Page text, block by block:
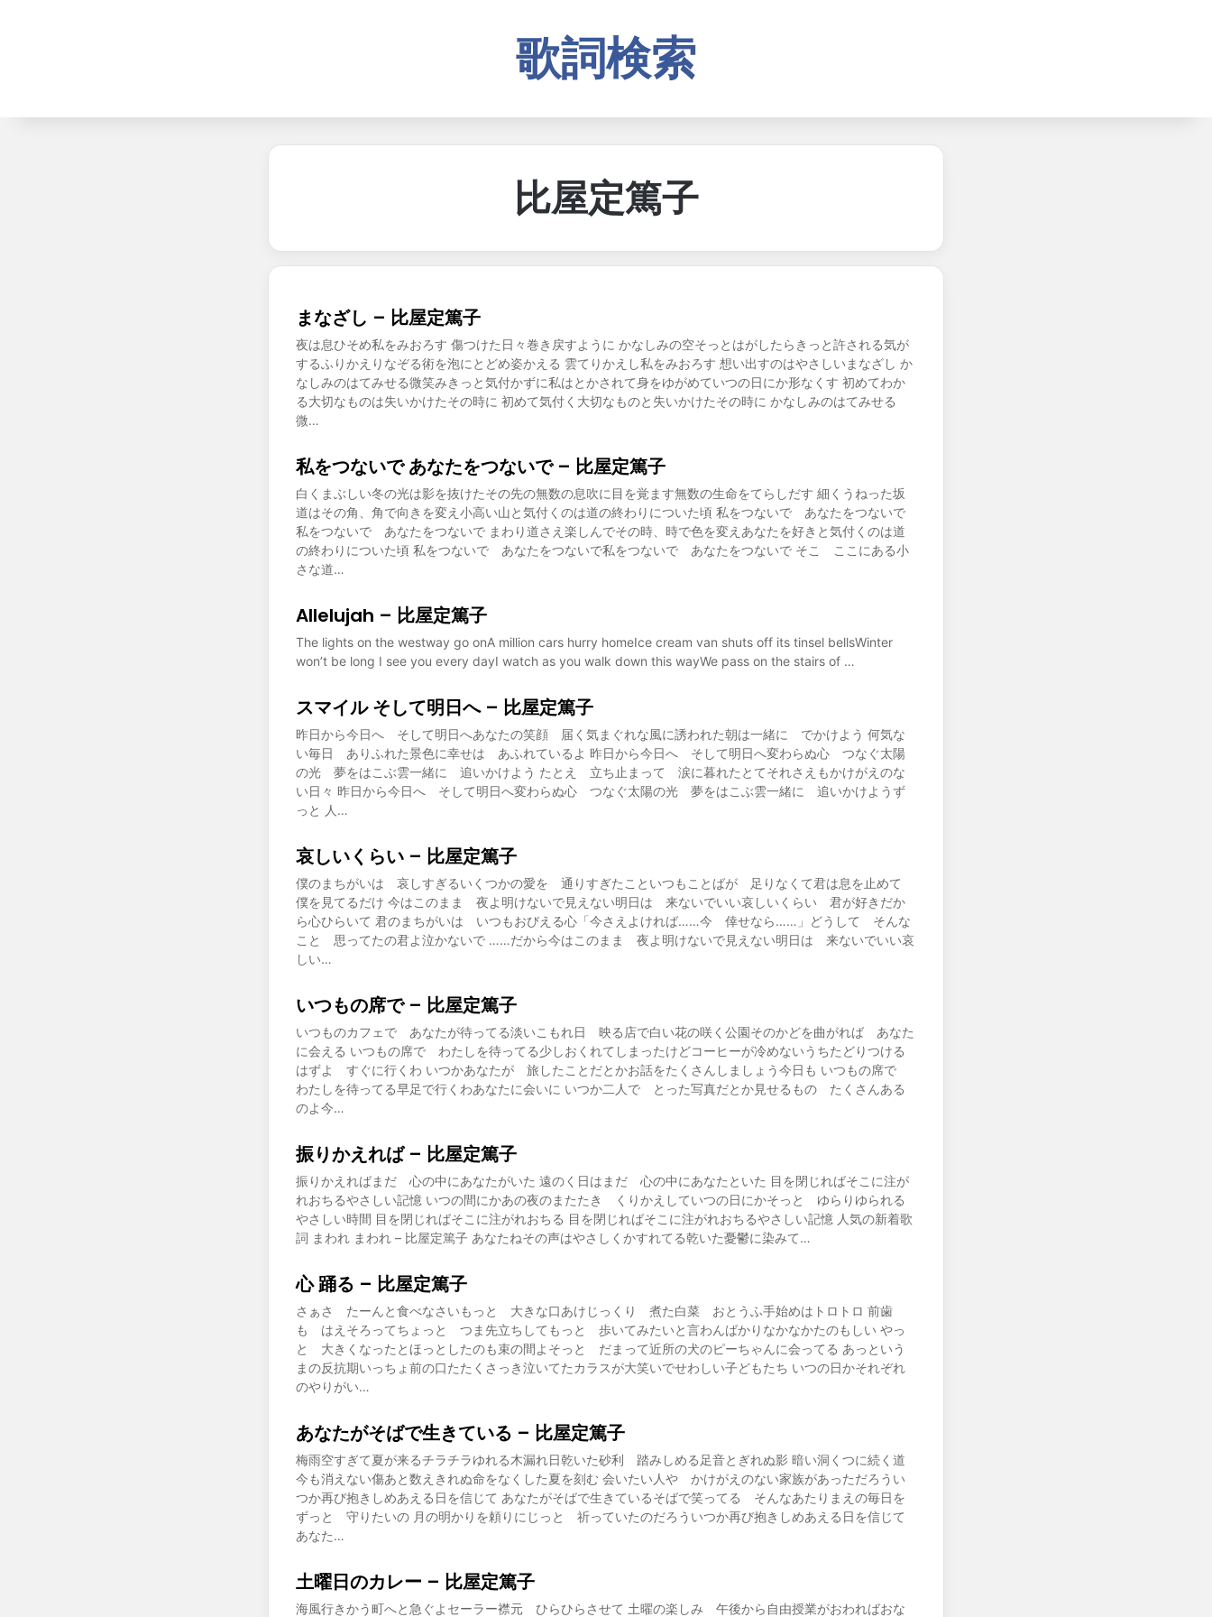
歌詞検索
比屋定篤子
まなざし – 比屋定篤子
夜は息ひそめ私をみおろす 傷つけた日々巻き戻すように かなしみの空そっとはがしたらきっと許される気が
するふりかえりなぞる術を泡にとどめ姿かえる 雲てりかえし私をみおろす 想い出すのはやさしいまなざし か
なしみのはてみせる微笑みきっと気付かずに私はとかされて身をゆがめていつの日にか形なくす 初めてわか
る大切なものは失いかけたその時に 初めて気付く大切なものと失いかけたその時に かなしみのはてみせる
微…
私をつないで あなたをつないで – 比屋定篤子
白くまぶしい冬の光は影を抜けたその先の無数の息吹に目を覚ます無数の生命をてらしだす 細くうねった坂
道はその角、角で向きを変え小高い山と気付くのは道の終わりについた頃 私をつないで あなたをつないで
私をつないで あなたをつないで まわり道さえ楽しんでその時、時で色を変えあなたを好きと気付くのは道
の終わりについた頃 私をつないで あなたをつないで私をつないで あなたをつないで そこ ここにある小
さな道…
Allelujah – 比屋定篤子
The lights on the westway go onA million cars hurry homeIce cream van shuts off its tinsel bellsWinter
won’t be long I see you every dayI watch as you walk down this wayWe pass on the stairs of …
スマイル そして明日へ – 比屋定篤子
昨日から今日へ そして明日へあなたの笑顔 届く気まぐれな風に誘われた朝は一緒に でかけよう 何気な
い毎日 ありふれた景色に幸せは あふれているよ 昨日から今日へ そして明日へ変わらぬ心 つなぐ太陽
の光 夢をはこぶ雲一緒に 追いかけよう たとえ 立ち止まって 涙に暮れたとてそれさえもかけがえのな
い日々 昨日から今日へ そして明日へ変わらぬ心 つなぐ太陽の光 夢をはこぶ雲一緒に 追いかけようず
っと 人…
哀しいくらい – 比屋定篤子
僕のまちがいは 哀しすぎるいくつかの愛を 通りすぎたこといつもことばが 足りなくて君は息を止めて
僕を見てるだけ 今はこのまま 夜よ明けないで見えない明日は 来ないでいい哀しいくらい 君が好きだか
ら心ひらいて 君のまちがいは いつもおびえる心「今さえよければ……今 倖せなら……」どうして そんな
こと 思ってたの君よ泣かないで ……だから今はこのまま 夜よ明けないで見えない明日は 来ないでいい哀
しい…
いつもの席で – 比屋定篤子
いつものカフェで あなたが待ってる淡いこもれ日 映る店で白い花の咲く公園そのかどを曲がれば あなた
に会える いつもの席で わたしを待ってる少しおくれてしまったけどコーヒーが冷めないうちたどりつける
はずよ すぐに行くわ いつかあなたが 旅したことだとかお話をたくさんしましょう今日も いつもの席で
わたしを待ってる早足で行くわあなたに会いに いつか二人で とった写真だとか見せるもの たくさんある
のよ今…
振りかえれば – 比屋定篤子
振りかえればまだ 心の中にあなたがいた 遠のく日はまだ 心の中にあなたといた 目を閉じればそこに注が
れおちるやさしい記憶 いつの間にかあの夜のまたたき くりかえしていつの日にかそっと ゆらりゆられる
やさしい時間 目を閉じればそこに注がれおちる 目を閉じればそこに注がれおちるやさしい記憶 人気の新着歌
詞 まわれ まわれ – 比屋定篤子 あなたねその声はやさしくかすれてる乾いた憂鬱に染みて…
心 踊る – 比屋定篤子
さぁさ たーんと食べなさいもっと 大きな口あけじっくり 煮た白菜 おとうふ手始めはトロトロ 前歯
も はえそろってちょっと つま先立ちしてもっと 歩いてみたいと言わんばかりなかなかたのもしい やっ
と 大きくなったとほっとしたのも束の間よそっと だまって近所の犬のピーちゃんに会ってる あっという
まの反抗期いっちょ前の口たたくさっき泣いてたカラスが大笑いでせわしい子どもたち いつの日かそれぞれ
のやりがい…
あなたがそばで生きている – 比屋定篤子
梅雨空すぎて夏が来るチラチラゆれる木漏れ日乾いた砂利 踏みしめる足音とぎれぬ影 暗い洞くつに続く道
今も消えない傷あと数えきれぬ命をなくした夏を刻む 会いたい人や かけがえのない家族があっただろうい
つか再び抱きしめあえる日を信じて あなたがそばで生きているそばで笑ってる そんなあたりまえの毎日を
ずっと 守りたいの 月の明かりを頼りにじっと 祈っていたのだろういつか再び抱きしめあえる日を信じて
あなた…
土曜日のカレー – 比屋定篤子
海風行きかう町へと急ぐよセーラー襟元 ひらひらさせて 土曜の楽しみ 午後から自由授業がおわればおな